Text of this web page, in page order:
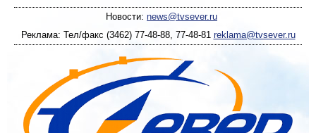
Новости: news@tvsever.ru
Реклама: Тел/факс (3462) 77-48-88, 77-48-81 reklama@tvsever.ru